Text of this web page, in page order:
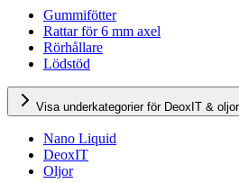
Gummifötter
Rattar för 6 mm axel
Rörhållare
Lödstöd
Visa underkategorier för DeoxIT & oljor
Nano Liquid
DeoxIT
Oljor